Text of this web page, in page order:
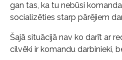
gan tas, ka tu nebūsi
socializēties starp pārējiem
Šajā situācijā nav ko darīt ar
cilvēki ir komandu darbinieki,